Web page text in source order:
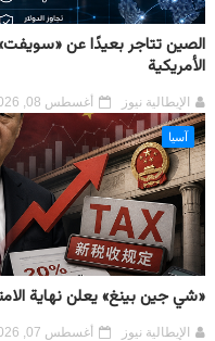
الصين تتاجر بعيدًا عن «سويفت»:
الأمريكية
الإيطالية نيوز أغسطس 08, 2026
آسيا
«شي جين بينغ» يعلن نهاية
الإيطالية نيوز أغسطس 07, 2026